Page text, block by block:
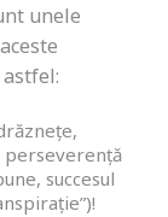
unele
perseverență
succesul